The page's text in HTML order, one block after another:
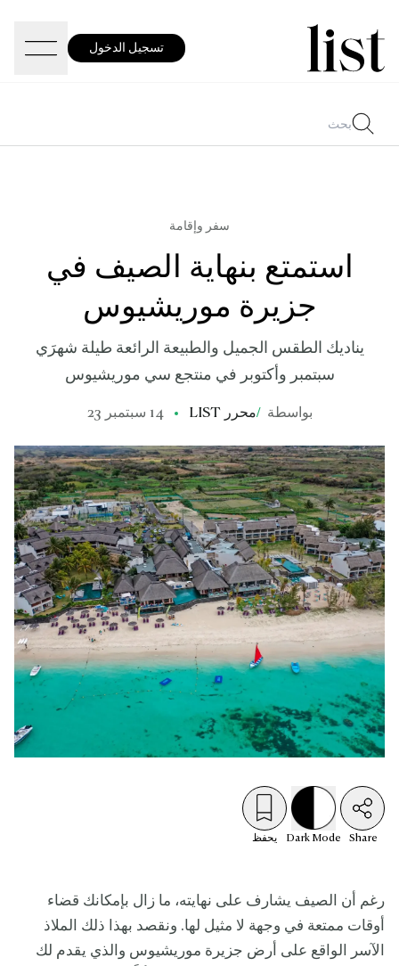
تسجيل الدخول
سفر وإقامة
استمتع بنهاية الصيف في
جزيرة موريشيوس
يناديك الطقس الجميل والطبيعة الرائعة طيلة شهرَي
سبتمبر وأكتوبر في منتجع سي موريشيوس
بواسطة /محرر LIST 14 سبتمبر 23
Share
Dark Mode يحفظ
رغم أن الصيف يشارف على نهايته، ما زال بإمكانك قضاء
أوقات ممتعة في وجهة لا مثيل لها. ونقصد بهذا ذلك الملاذ
الآسر الواقع على أرض جزيرة موريشيوس والذي يقدم لك